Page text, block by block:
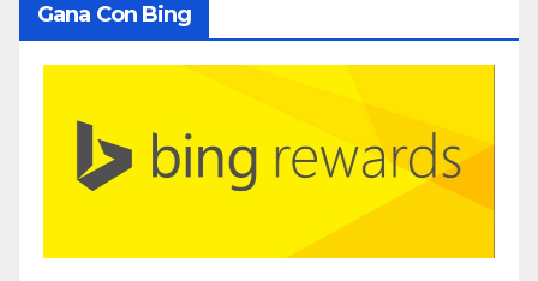
Gana Con Bing